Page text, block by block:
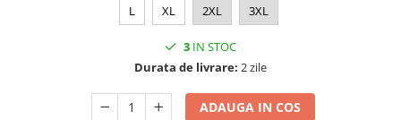
L XL 2XL 3XL
3 IN STOC
Durata de livrare: 2 zile
ADAUGA IN COS